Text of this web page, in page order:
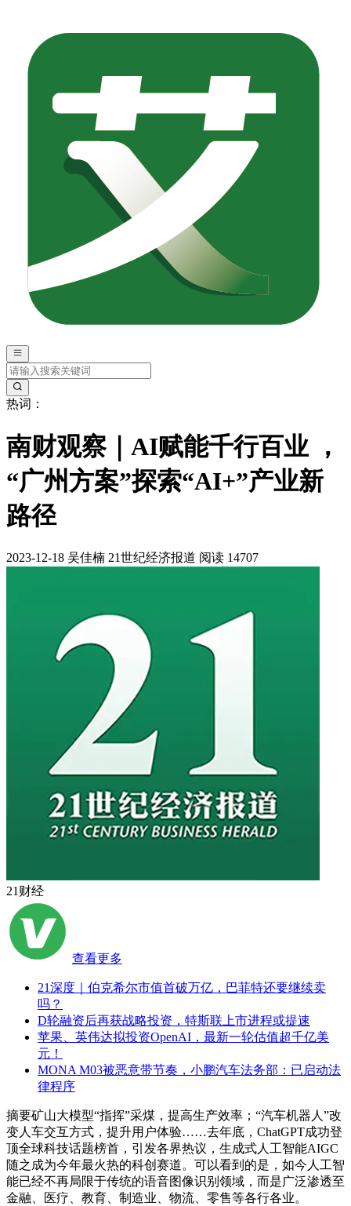
热词：
南财观察｜AI赋能千行百业 ，
“广州方案”探索“AI+”产业新
路径
2023-12-18 吴佳楠 21世纪经济报道 阅读 14707
21财经
查看更多
21深度｜伯克希尔市值首破万亿，巴菲特还要继续卖
吗？
D轮融资后再获战略投资，特斯联上市进程或提速
苹果、英伟达拟投资OpenAI，最新一轮估值超千亿美
元！
MONA M03被恶意带节奏，小鹏汽车法务部：已启动法
律程序
摘要矿山大模型“指挥”采煤，提高生产效率；“汽车机器人”改
变人车交互方式，提升用户体验……去年底，ChatGPT成功登
顶全球科技话题榜首，引发各界热议，生成式人工智能AIGC
随之成为今年最火热的科创赛道。可以看到的是，如今人工智
能已经不再局限于传统的语音图像识别领域，而是广泛渗透至
金融、医疗、教育、制造业、物流、零售等各行各业。